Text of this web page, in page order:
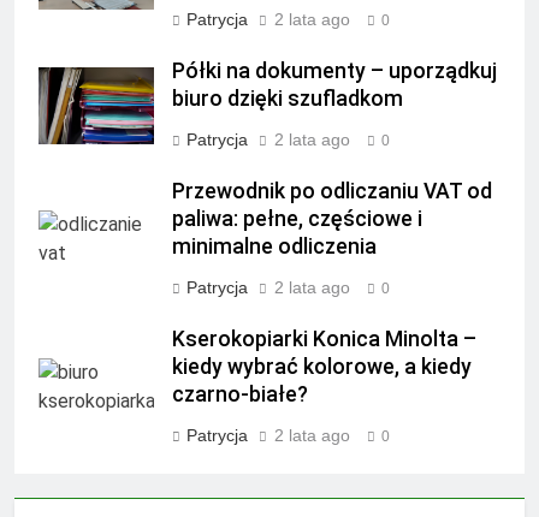
Patrycja 2 lata ago 0
Półki na dokumenty – uporządkuj
biuro dzięki szufladkom
Patrycja 2 lata ago 0
Przewodnik po odliczaniu VAT od
paliwa: pełne, częściowe i
minimalne odliczenia
Patrycja 2 lata ago 0
Kserokopiarki Konica Minolta –
kiedy wybrać kolorowe, a kiedy
czarno-białe?
Patrycja 2 lata ago 0